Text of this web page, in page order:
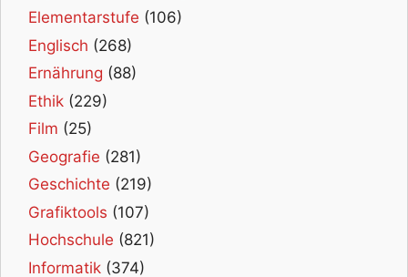
Elementarstufe (106)
Englisch (268)
Ernährung (88)
Ethik (229)
Film (25)
Geografie (281)
Geschichte (219)
Grafiktools (107)
Hochschule (821)
Informatik (374)